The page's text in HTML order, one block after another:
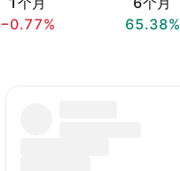
−0.77%
65.38%